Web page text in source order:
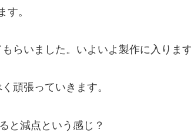
す。
らいました。いよいよ製作に入ります
頑張っていきます。
と減点という感じ？